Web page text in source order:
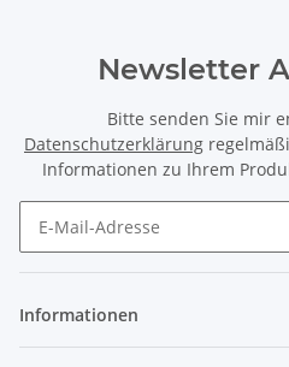
Newsletter
Bitte senden Sie mir
Datenschutzerklärung
Informationen zu Ihrem
Informationen